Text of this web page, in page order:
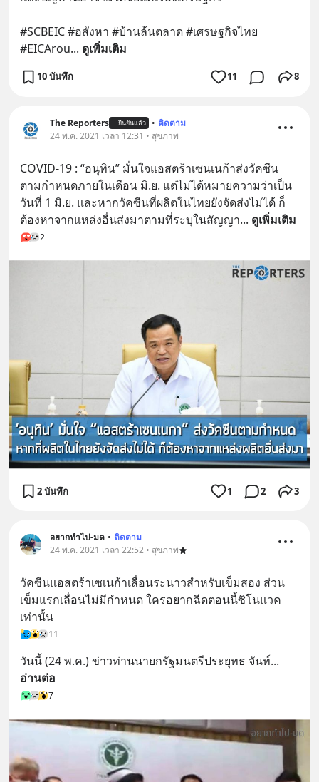
#SCBEIC #อสังหา #บ้านล้นตลาด #เศรษฐกิจไทย
#EICArou... ดูเพิ่มเติม
10 บันทึก 11 8
The Reporters ยืนยันแล้ว • ติดตาม
24 พ.ค. 2021 เวลา 12:31 • สุขภาพ
COVID-19 : “อนุทิน” มั่นใจแอสตร้าเซนเนก้าส่งวัคซีน
ตามกำหนดภายในเดือน มิ.ย. แต่ไม่ได้หมายความว่าเป็น
วันที่ 1 มิ.ย. และหากวัคซีนที่ผลิตในไทยยังจัดส่งไม่ได้ ก็
ต้องหาจากแหล่งอื่นส่งมาตามที่ระบุในสัญญา... ดูเพิ่มเติม
2
2 บันทึก 1 2 3
อยากทำไป-มด • ติดตาม
24 พ.ค. 2021 เวลา 22:52 • สุขภาพ
วัคซีนแอสตร้าเซเนก้าเลื่อนระนาวสำหรับเข็มสอง ส่วน
เข็มแรกเลื่อนไม่มีกำหนด ใครอยากฉีดตอนนี้ซิโนแวค
เท่านั้น
11
วันนี้ (24 พ.ค.) ข่าวท่านนายกรัฐมนตรีประยุทธ จันท์
อ่านต่อ
7